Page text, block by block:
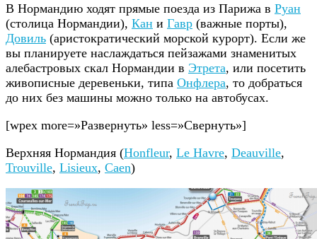
В Нормандию ходят прямые поезда из Парижа в Руан
(столица Нормандии), Кан и Гавр (важные порты),
Довиль (аристократический морской курорт). Если же
вы планируете наслаждаться пейзажами знаменитых
алебастровых скал Нормандии в Этрета, или посетить
живописные деревеньки, типа Онфлера, то добраться
до них без машины можно только на автобусах.
[wpex more=»Развернуть» less=»Свернуть»]
Верхняя Нормандия (Honfleur, Le Havre, Deauville,
Trouville, Lisieux, Caen)